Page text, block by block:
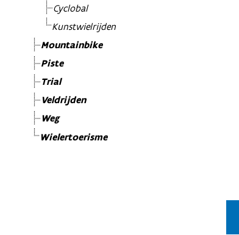
Cyclobal
Kunstwielrijden
Mountainbike
Piste
Trial
Veldrijden
Weg
Wielertoerisme